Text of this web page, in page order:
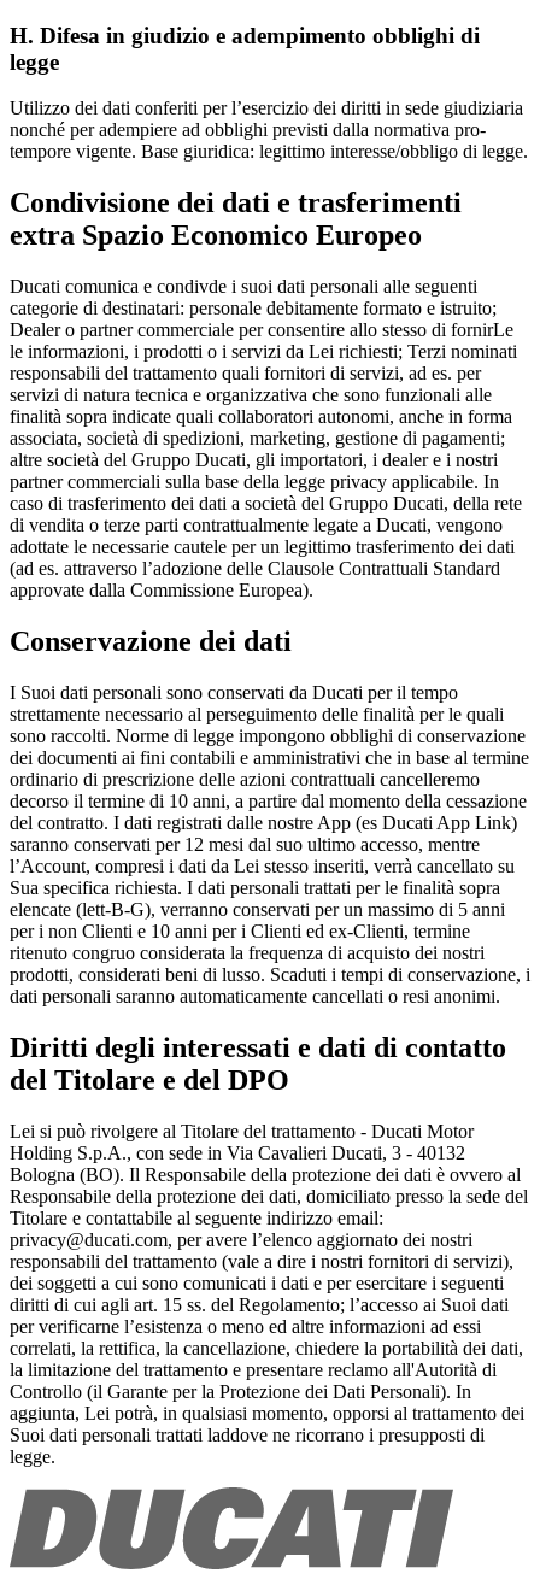
H. Difesa in giudizio e adempimento obblighi di
legge
Utilizzo dei dati conferiti per l’esercizio dei diritti in sede giudiziaria
nonché per adempiere ad obblighi previsti dalla normativa pro-
tempore vigente. Base giuridica: legittimo interesse/obbligo di legge.
Condivisione dei dati e trasferimenti
extra Spazio Economico Europeo
Ducati comunica e condivde i suoi dati personali alle seguenti
categorie di destinatari: personale debitamente formato e istruito;
Dealer o partner commerciale per consentire allo stesso di fornirLe
le informazioni, i prodotti o i servizi da Lei richiesti; Terzi nominati
responsabili del trattamento quali fornitori di servizi, ad es. per
servizi di natura tecnica e organizzativa che sono funzionali alle
finalità sopra indicate quali collaboratori autonomi, anche in forma
associata, società di spedizioni, marketing, gestione di pagamenti;
altre società del Gruppo Ducati, gli importatori, i dealer e i nostri
partner commerciali sulla base della legge privacy applicabile. In
caso di trasferimento dei dati a società del Gruppo Ducati, della rete
di vendita o terze parti contrattualmente legate a Ducati, vengono
adottate le necessarie cautele per un legittimo trasferimento dei dati
(ad es. attraverso l’adozione delle Clausole Contrattuali Standard
approvate dalla Commissione Europea).
Conservazione dei dati
I Suoi dati personali sono conservati da Ducati per il tempo
strettamente necessario al perseguimento delle finalità per le quali
sono raccolti. Norme di legge impongono obblighi di conservazione
dei documenti ai fini contabili e amministrativi che in base al termine
ordinario di prescrizione delle azioni contrattuali cancelleremo
decorso il termine di 10 anni, a partire dal momento della cessazione
del contratto. I dati registrati dalle nostre App (es Ducati App Link)
saranno conservati per 12 mesi dal suo ultimo accesso, mentre
l’Account, compresi i dati da Lei stesso inseriti, verrà cancellato su
Sua specifica richiesta. I dati personali trattati per le finalità sopra
elencate (lett-B-G), verranno conservati per un massimo di 5 anni
per i non Clienti e 10 anni per i Clienti ed ex-Clienti, termine
ritenuto congruo considerata la frequenza di acquisto dei nostri
prodotti, considerati beni di lusso. Scaduti i tempi di conservazione, i
dati personali saranno automaticamente cancellati o resi anonimi.
Diritti degli interessati e dati di contatto
del Titolare e del DPO
Lei si può rivolgere al Titolare del trattamento - Ducati Motor
Holding S.p.A., con sede in Via Cavalieri Ducati, 3 - 40132
Bologna (BO). Il Responsabile della protezione dei dati è ovvero al
Responsabile della protezione dei dati, domiciliato presso la sede del
Titolare e contattabile al seguente indirizzo email:
privacy@ducati.com, per avere l’elenco aggiornato dei nostri
responsabili del trattamento (vale a dire i nostri fornitori di servizi),
dei soggetti a cui sono comunicati i dati e per esercitare i seguenti
diritti di cui agli art. 15 ss. del Regolamento; l’accesso ai Suoi dati
per verificarne l’esistenza o meno ed altre informazioni ad essi
correlati, la rettifica, la cancellazione, chiedere la portabilità dei dati,
la limitazione del trattamento e presentare reclamo all'Autorità di
Controllo (il Garante per la Protezione dei Dati Personali). In
aggiunta, Lei potrà, in qualsiasi momento, opporsi al trattamento dei
Suoi dati personali trattati laddove ne ricorrano i presupposti di
legge.